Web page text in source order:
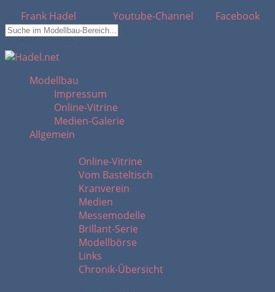
Frank Hadel
Youtube-Channel Facebook
Modellbau
Impressum
Online-Vitrine
Medien-Galerie
Allgemein
Online-Vitrine
Vom Basteltisch
Kranverein
Medien
Messemodelle
Brillant-Serie
Modellbörse
Links
Chronik-Übersicht